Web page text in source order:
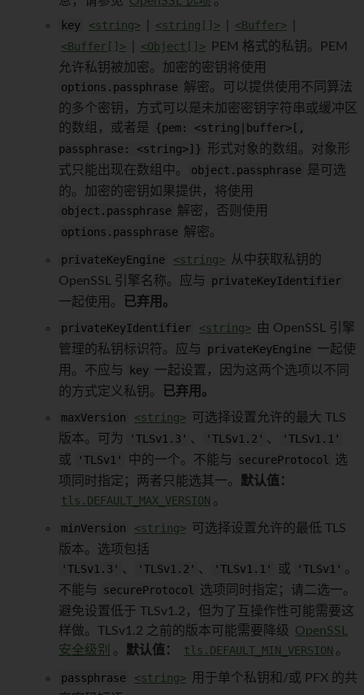
key
<string> <string[]> <Buffer>
<Buffer[]>
<Object[]>
PEM 格式的私钥。PEM
允许私钥被加密。加密的密钥将使用
options.passphrase 解密。可以提供使用不同算法
的多个密钥，方式可以是未加密密钥字符串或缓冲区
的数组，或者是
{pem: <string|buffer>[,
passphrase: <string>]} 形式对象的数组。对象形
式只能出现在数组中。
object.passphrase 是可选
的。加密的密钥如果提供，将使用
object.passphrase 解密，否则使用
options.passphrase 解密。
privateKeyEngine <string> 从中获取私钥的
OpenSSL 引擎名称。应与
privateKeyIdentifier
一起使用。
已弃用。
privateKeyIdentifier
<string> 由 OpenSSL 引擎
管理的私钥标识符。应与
privateKeyEngine 一起使
用。不应与
key 一起设置，因为这两个选项以不同
的方式定义私钥。
已弃用。
maxVersion
<string>
可选择设置允许的最大 TLS
版本。可为
'TLSv1.3' 、 'TLSv1.2' 、
'TLSv1.1'
或
'TLSv1' 中的一个。不能与 secureProtocol
选
项同时指定；两者只能选其一。 默认值：
tls.DEFAULT_MAX_VERSION 。
minVersion <string>
可选择设置允许的最低 TLS
版本。选项包括
'TLSv1.3' 、 'TLSv1.2' 、 'TLSv1.1' 或 'TLSv1' 。
不能与
secureProtocol
选项同时指定；请二选一。
避免设置低于 TLSv1.2，但为了互操作性可能需要这
样做。TLSv1.2 之前的版本可能需要降级 OpenSSL
安全级别 。 默认值： tls.DEFAULT_MIN_VERSION 。
passphrase <string>
用于单个私钥和/或 PFX 的共